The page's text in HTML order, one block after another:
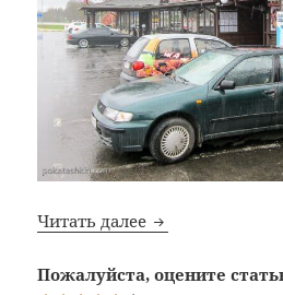
Читать далее Bon Appetit:
Пожалуйста, оцените